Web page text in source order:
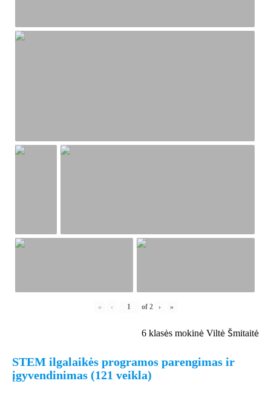
« ‹ of 2 › »
6 klasės mokinė Viltė Šmitaitė
STEM ilgalaikės programos parengimas ir
įgyvendinimas (121 veikla)